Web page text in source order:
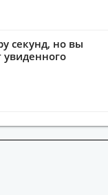
секунд, но вы
увиденного